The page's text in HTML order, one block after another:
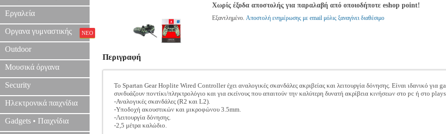
Εργαλεία
Οργανα γυμναστικής ΝΕΟ
Outdoor
Μουσικά όργανα
Security
Ηλεκτρονικά παιχνίδια
Gadgets • Παιχνίδια
Χωρίς έξοδα αποστολής για παραλαβή από οποιοδήποτε eshop point!
Εξαντλημένο. Αποστολή ενημέρωσης με email μόλις ξαναγίνει διαθέσιμο
Περιγραφή
Το Spartan Gear Hoplite Wired Controller έχει αναλογικές σκανδάλες ακριβείας και λειτουργία δόνησης. Είναι ιδανικό για
συνδυάζουν ποντίκι/πληκτρολόγιο και για εκείνους που απαιτούν την καλύτερη δυνατή ακρίβεια κινήσεων στο pc ή στο
-Αναλογικές σκανδάλες (R2 και L2).
-Υποδοχή ακουστικών και μικροφώνου 3.5mm.
-Λειτουργία δόνησης.
-2,5 μέτρα καλώδιο.